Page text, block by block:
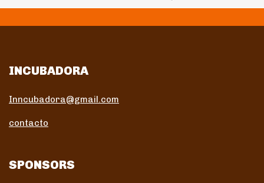
INCUBADORA
Inncubadora@gmail.com
contacto
SPONSORS